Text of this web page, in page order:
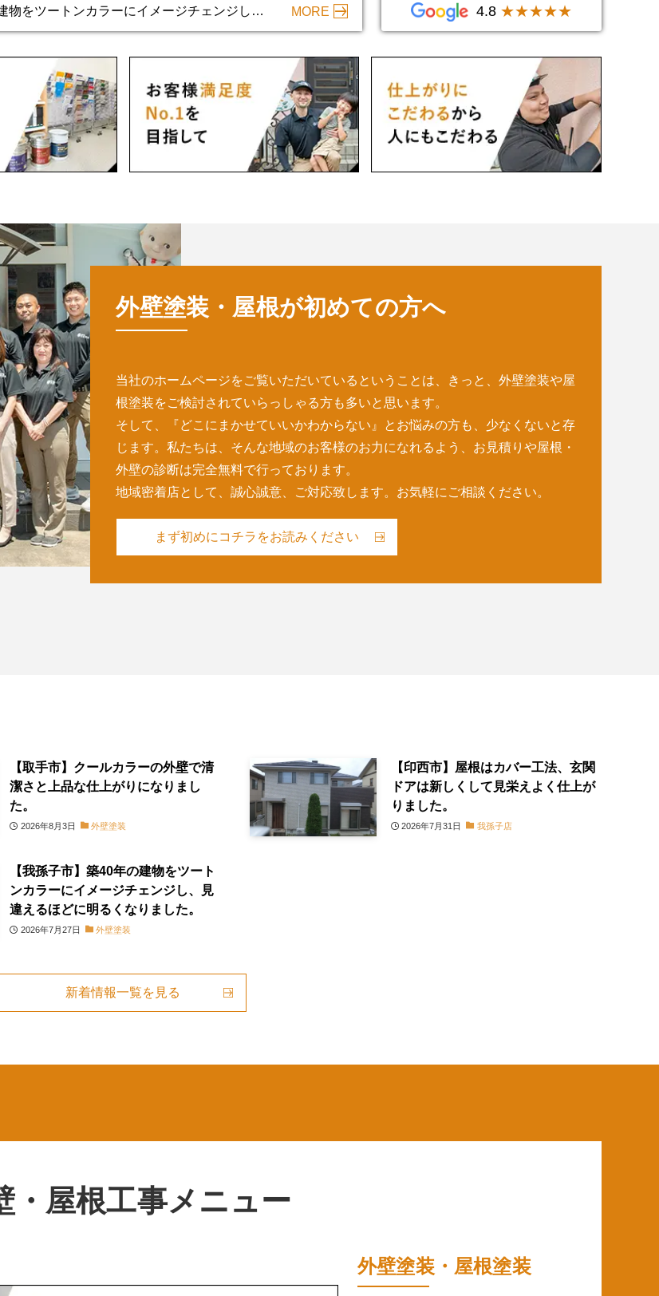
色でイメージは変えず外壁を塗装し、綺麗に
を変えて意匠性の高い外観に仕上がりまし
浄で表面を削らずきれいにし、保護塗料で
外壁で清潔さと上品な仕上がりになりまし
法、玄関ドアは新しくして見栄えよく仕上
物をツートンカラーにイメージチェンジし、
色でイメージは変えず外壁を塗装し、綺麗に
を変えて意匠性の高い外観に仕上がりまし
浄で表面を削らずきれいにし、保護塗料で
MORE 4.8 ★★★★★
外壁塗装・屋根が初めての方へ
当社のホームページをご覧いただいているということは、きっと、外壁塗装や屋
根塗装をご検討されていらっしゃる方も多いと思います。
そして、『どこにまかせていいかわからない』とお悩みの方も、少なくないと存
じます。私たちは、そんな地域のお客様のお⼒になれるよう、お⾒積りや屋根・
外壁の診断は完全無料で⾏っております。
地域密着店として、誠心誠意、ご対応致します。お気軽にご相談ください。
まず初めにコチラをお読みください
【取手市】クールカラーの外壁で清
潔さと上品な仕上がりになりまし
た。
2026年8月3日 外壁塗装
【印西市】屋根はカバー工法、玄関
ドアは新しくして見栄えよく仕上が
りました。
2026年7月31日 我孫子店
【我孫子市】築40年の建物をツート
ンカラーにイメージチェンジし、見
違えるほどに明るくなりました。
2026年7月27日 外壁塗装
新着情報一覧を見る
・屋根工事メニュー
外壁塗装・屋根塗装